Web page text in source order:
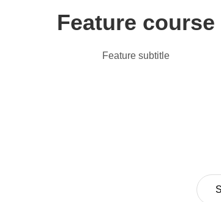
Feature course
Feature subtitle